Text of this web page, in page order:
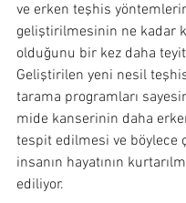
ve erken teşhis
geliştirilmesinin ne kadar
olduğunu bir kez daha
Geliştirilen yeni nesil
tarama programları
mide kanserinin daha
tespit edilmesi ve böylece
insanın hayatının
ediliyor.